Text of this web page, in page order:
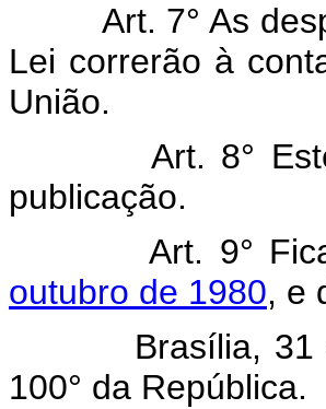
Art. 7° As
Lei correrão à
União.
Art. 8° Este
publicação.
Art. 9°
outubro de 1980, e
Brasília, 31 de
100° da República.